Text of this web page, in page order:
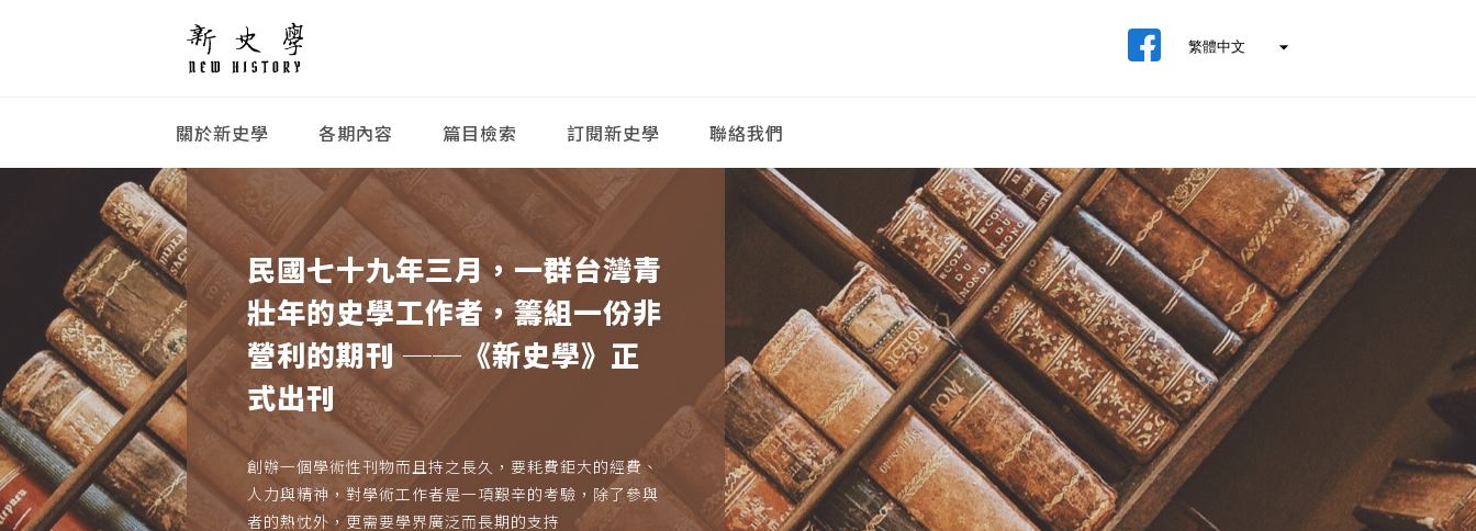
關於新史學 各期內容 篇目檢索 訂閱新史學 聯絡我們
民國七十九年三月，一群台灣青
壯年的史學工作者，籌組一份非
營利的期刊 ──《新史學》正
式出刊
創辦一個學術性刊物而且持之長久，要耗費鉅大的經費、
人力與精神，對學術工作者是一項艱辛的考驗，除了參與
者的熱忱外，更需要學界廣泛而長期的支持